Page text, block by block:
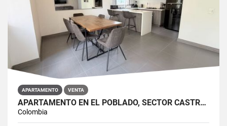
APARTAMENTO VENTA
APARTAMENTO EN EL POBLADO, SECTOR CASTROPOL
Colombia